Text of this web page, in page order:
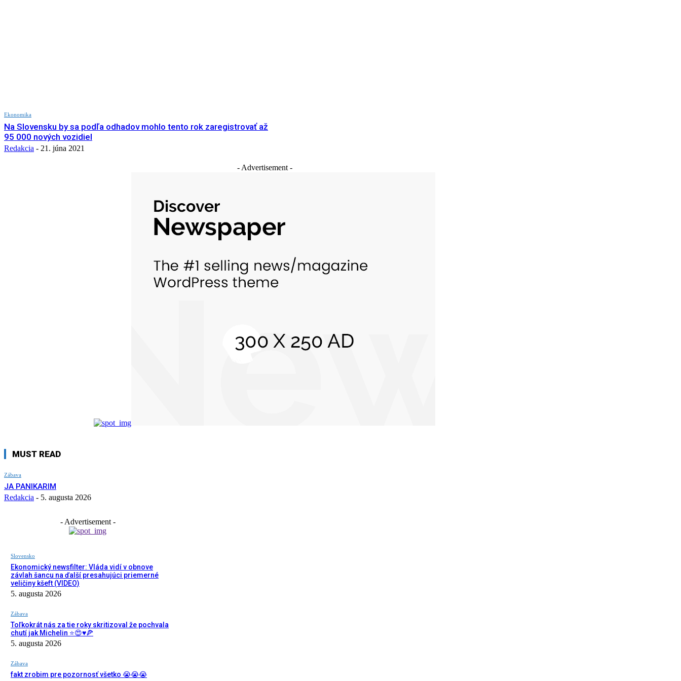
Ekonomika
Na Slovensku by sa podľa odhadov mohlo tento rok zaregistrovať až
95 000 nových vozidiel
Redakcia - 21. júna 2021
- Advertisement -
MUST READ
Zábava
JA PANIKARIM
Redakcia - 5. augusta 2026
- Advertisement -
Slovensko
Ekonomický newsfilter: Vláda vidí v obnove
závlah šancu na ďalší presahujúci priemerné
veličiny kšeft (VIDEO)
5. augusta 2026
Zábava
Toľkokrát nás za tie roky skritizoval že pochvala
chutí jak Michelin ⭐️😍♥️🍕
5. augusta 2026
Zábava
fakt zrobim pre pozornosť všetko 😭😭😭